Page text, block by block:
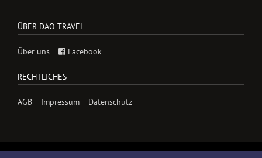
ÜBER DAO TRAVEL
Über uns Facebook
RECHTLICHES
AGB Impressum Datenschutz